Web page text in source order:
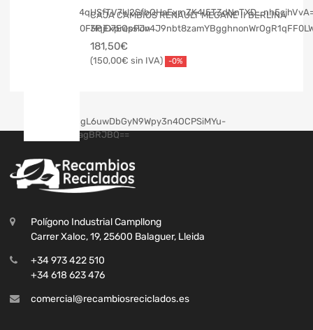
CAJA CAMBIOS RENAULT MEGANE II BERLINA
3P Expression
181,50€
150,00€ -0%
Polígono Industrial Campllong
Carrer Xaloc, 19, 25600 Balaguer, Lleida
+34 973 422 510
+34 618 623 476
comercial@recambiosreciclados.es